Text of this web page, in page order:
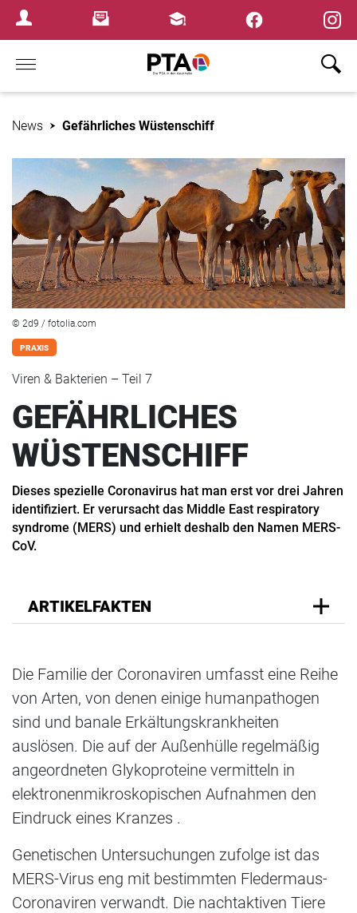
Login MenuNewsletterFortbildungen
Home
News Gefährliches Wüstenschiff
© 2d9 / fotolia.com
PRAXIS
Viren & Bakterien – Teil 7
GEFÄHRLICHES
WÜSTENSCHIFF
Dieses spezielle Coronavirus hat man erst vor drei Jahren
identifiziert. Er verursacht das Middle East respiratory
syndrome (MERS) und erhielt deshalb den Namen MERS-
CoV.
ARTIKELFAKTEN
Die Familie der Coronaviren umfasst eine Reihe
von Arten, von denen einige humanpathogen
sind und banale Erkältungskrankheiten
auslösen. Die auf der Außenhülle regelmäßig
angeordneten Glykoproteine vermitteln in
elektronenmikroskopischen Aufnahmen den
Eindruck eines Kranzes .
Genetischen Untersuchungen zufolge ist das
MERS-Virus eng mit bestimmten Fledermaus-
Coronaviren verwandt. Die nachtaktiven Tiere
×